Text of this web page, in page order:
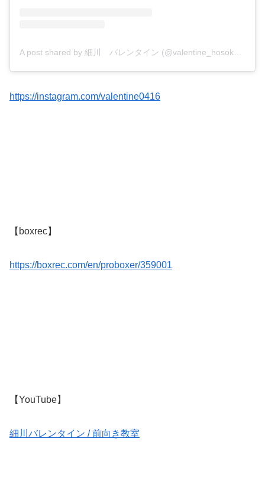
A post shared by 細川 バレンタイン (@valentine_hosokawa)
https://instagram.com/valentine0416
【boxrec】
https://boxrec.com/en/proboxer/359001
【YouTube】
細川バレンタイン / 前向き教室